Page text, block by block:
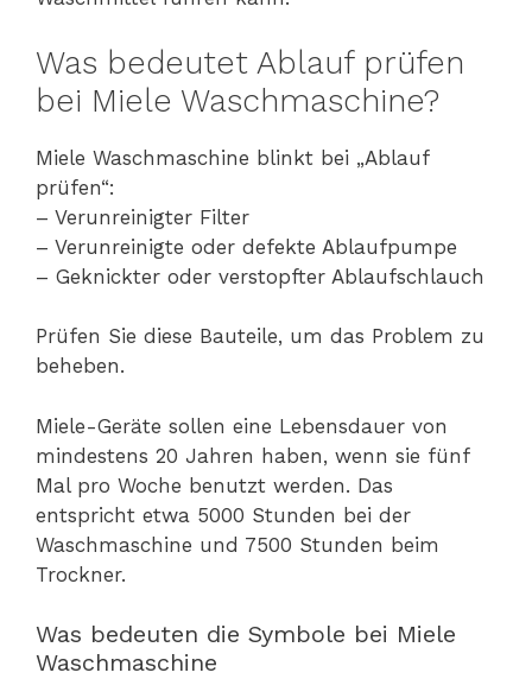
Was bedeutet Ablauf prüfen
bei Miele Waschmaschine?
Miele Waschmaschine blinkt bei „Ablauf
prüfen“:
– Verunreinigter Filter
– Verunreinigte oder defekte Ablaufpumpe
– Geknickter oder verstopfter Ablaufschlauch
Prüfen Sie diese Bauteile, um das Problem zu
beheben.
Miele-Geräte sollen eine Lebensdauer von
mindestens 20 Jahren haben, wenn sie fünf
Mal pro Woche benutzt werden. Das
entspricht etwa 5000 Stunden bei der
Waschmaschine und 7500 Stunden beim
Trockner.
Was bedeuten die Symbole bei Miele
Waschmaschine